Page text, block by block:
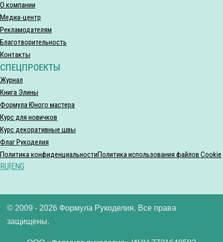
О компании
Медиа-центр
Рекламодателям
Благотворительность
Контакты
СПЕЦПРОЕКТЫ
Журнал
Книга Элины
Формула Юного мастера
Курс для новичков
Курс декоративные швы
Флаг Рукоделия
Политика конфиденциальностиПолитика использования файлов Cookie
RU ENG
© 2009 - 2026 Формула Рукоделия. Все права
защищены.